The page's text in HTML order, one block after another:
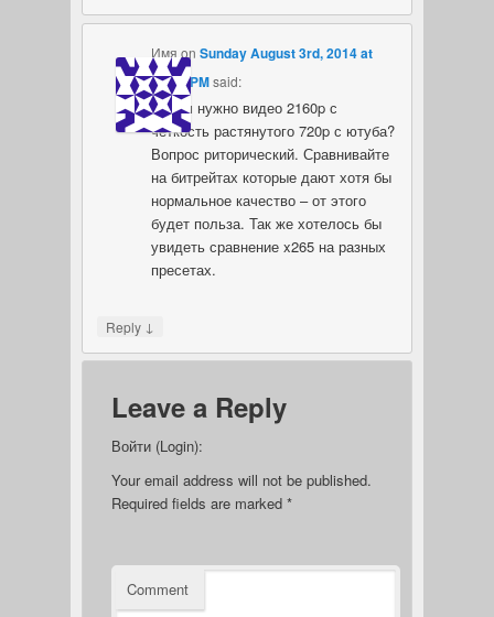
Имя on Sunday August 3rd, 2014 at
05:43 PMsaid:
Зачем нужно видео 2160p с
чёткость растянутого 720p с ютуба?
Вопрос риторический. Сравнивайте
на битрейтах которые дают хотя бы
нормальное качество – от этого
будет польза. Так же хотелось бы
увидеть сравнение x265 на разных
пресетах.
Reply ↓
Leave a Reply
Войти (Login):
Your email address will not be published.
Required fields are marked *
Comment